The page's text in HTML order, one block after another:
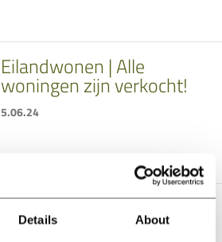
Details About
Eilandwonen | Alle
woningen zijn verkocht!
5.06.24
Westerhof Gouda | Alle
woningen zijn verkocht!